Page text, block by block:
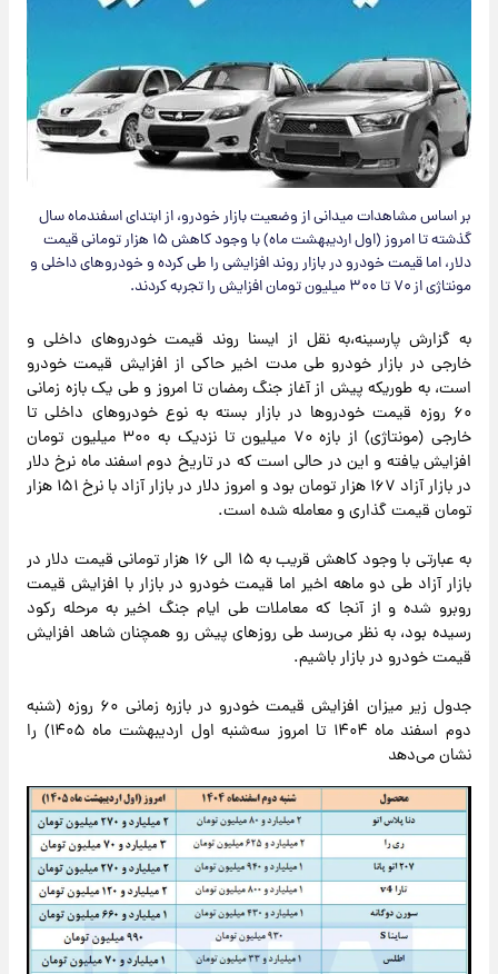
بر اساس مشاهدات میدانی از وضعیت بازار خودرو، از ابتدای اسفندماه سال
گذشته تا امروز (اول اردیبهشت ماه) با وجود کاهش ۱۵ هزار تومانی قیمت
دلار، اما قیمت خودرو در بازار روند افزایشی را طی کرده و خودروهای داخلی و
مونتاژی از ۷۰ تا ۳۰۰ میلیون تومان افزایش را تجربه کردند.
به گزارش پارسینه،به نقل از ایسنا روند قیمت خودروهای داخلی و
خارجی در بازار خودرو طی مدت اخیر حاکی از افزایش قیمت خودرو
است، به طوریکه پیش از آغاز جنگ رمضان تا امروز و طی یک بازه زمانی
۶۰ روزه قیمت خودروها در بازار بسته به نوع خودروهای داخلی تا
خارجی (مونتاژی) از بازه ۷۰ میلیون تا نزدیک به ۳۰۰ میلیون تومان
افزایش یافته و این در حالی است که در تاریخ دوم اسفند ماه نرخ دلار
در بازار آزاد ۱۶۷ هزار تومان بود و امروز دلار در بازار آزاد با نرخ ۱۵۱ هزار
تومان قیمت گذاری و معامله شده است.
به عبارتی با وجود کاهش قریب به ۱۵ الی ۱۶ هزار تومانی قیمت دلار در
بازار آزاد طی دو ماهه اخیر اما قیمت خودرو در بازار با افزایش قیمت
روبرو شده و از آنجا که معاملات طی ایام جنگ اخیر به مرحله رکود
رسیده بود، به نظر می‌رسد طی روزهای پیش رو همچنان شاهد افزایش
قیمت خودرو در بازار باشیم.
جدول زیر میزان افزایش قیمت خودرو در بازره زمانی ۶۰ روزه (شنبه
دوم اسفند ماه ۱۴۰۴ تا امروز سه‌شنبه اول اردیبهشت ماه ۱۴۰۵) را
نشان می‌دهد